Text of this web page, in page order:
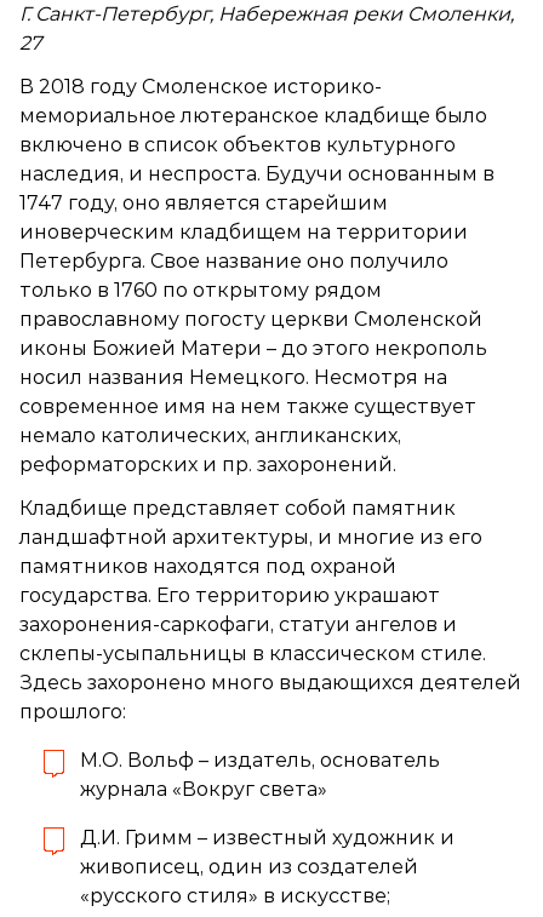
Г. Санкт-Петербург, Набережная реки Смоленки,
27
В 2018 году Смоленское историко-
мемориальное лютеранское кладбище было
включено в список объектов культурного
наследия, и неспроста. Будучи основанным в
1747 году, оно является старейшим
иноверческим кладбищем на территории
Петербурга. Свое название оно получило
только в 1760 по открытому рядом
православному погосту церкви Смоленской
иконы Божией Матери – до этого некрополь
носил названия Немецкого. Несмотря на
современное имя на нем также существует
немало католических, англиканских,
реформаторских и пр. захоронений.
Кладбище представляет собой памятник
ландшафтной архитектуры, и многие из его
памятников находятся под охраной
государства. Его территорию украшают
захоронения-саркофаги, статуи ангелов и
склепы-усыпальницы в классическом стиле.
Здесь захоронено много выдающихся деятелей
прошлого:
М.О. Вольф – издатель, основатель
журнала «Вокруг света»
Д.И. Гримм – известный художник и
живописец, один из создателей
«русского стиля» в искусстве;